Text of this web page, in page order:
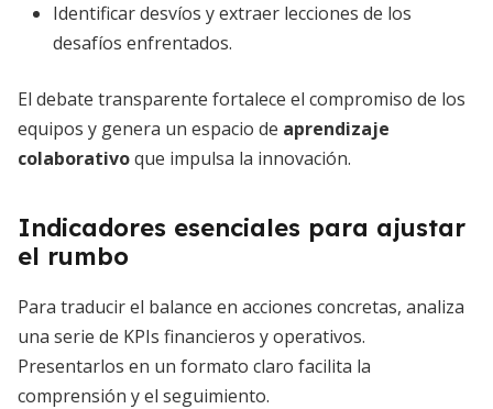
Identificar desvíos y extraer lecciones de los
desafíos enfrentados.
El debate transparente fortalece el compromiso de los
equipos y genera un espacio de aprendizaje
colaborativoque impulsa la innovación.
Indicadores esenciales para ajustar
el rumbo
Para traducir el balance en acciones concretas, analiza
una serie de KPIs financieros y operativos.
Presentarlos en un formato claro facilita la
comprensión y el seguimiento.